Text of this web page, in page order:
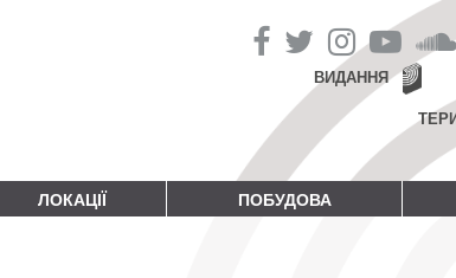
ВИДАННЯ
ЛОКАЦІЇ ПОБУДОВА